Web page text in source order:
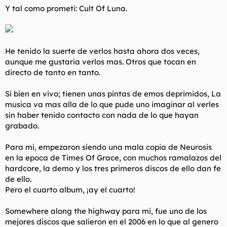
Y tal como prometi: Cult Of Luna.
He tenido la suerte de verlos hasta ahora dos veces,
aunque me gustaria verlos mas. Otros que tocan en
directo de tanto en tanto.
Si bien en vivo; tienen unas pintas de emos deprimidos, La
musica va mas alla de lo que pude uno imaginar al verles
sin haber tenido contacto con nada de lo que hayan
grabado.
Para mi, empezaron siendo una mala copia de Neurosis
en la epoca de Times Of Grace, con muchos ramalazos del
hardcore, la demo y los tres primeros discos de ello dan fe
de ello.
Pero el cuarto album, ¡ay el cuarto!
Somewhere along the highway para mi, fue uno de los
mejores discos que salieron en el 2006 en lo que al genero